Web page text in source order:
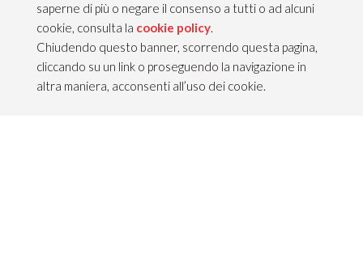
Tel 045/8581640
Fax 045/8581650
info@teamitaliailluminazione.it
PEC teamitaliasrl@gigapec.it
saperne di più o negare il consenso a tutti o ad alcuni
cookie, consulta la cookie policy.
Chiudendo questo banner, scorrendo questa pagina,
cliccando su un link o proseguendo la navigazione in
altra maniera, acconsenti all’uso dei cookie.